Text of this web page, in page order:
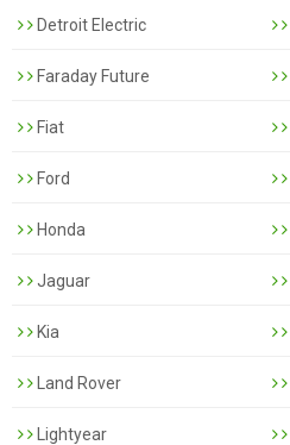
Detroit Electric
Faraday Future
Fiat
Ford
Honda
Jaguar
Kia
Land Rover
Lightyear